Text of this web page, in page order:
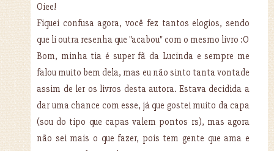
Oiee!
Fiquei confusa agora, você fez tantos elogios, sendo
que li outra resenha que "acabou" com o mesmo livro :O
Bom, minha tia é super fã da Lucinda e sempre me
falou muito bem dela, mas eu não sinto tanta vontade
assim de ler os livros desta autora. Estava decidida a
dar uma chance com esse, já que gostei muito da capa
(sou do tipo que capas valem pontos rs), mas agora
não sei mais o que fazer, pois tem gente que ama e